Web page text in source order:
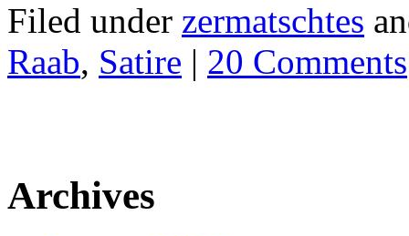
Filed under zermatschtes
Raab, Satire | 20 Comments
Archives